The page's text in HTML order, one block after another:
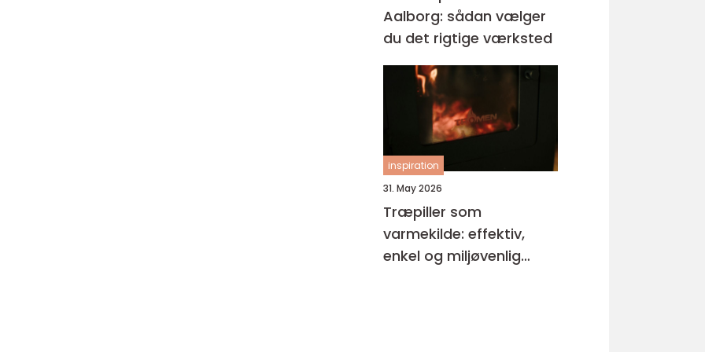
Aalborg: sådan vælger
du det rigtige værksted
inspiration
31. May 2026
Træpiller som
varmekilde: effektiv,
enkel og miljøvenlig